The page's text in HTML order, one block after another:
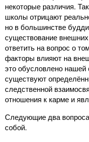
некоторые различия.
школы отрицают
но в большинстве
существование
ответить на вопрос о
факторы влияют на
это обусловлено нашей
существуют
следственной
отношения к карме и
Следующие два
собой.